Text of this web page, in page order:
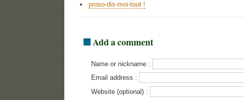
proso-dis-moi-tout !
Add a comment
Name or nickname :
Email address :
Website (optional) :